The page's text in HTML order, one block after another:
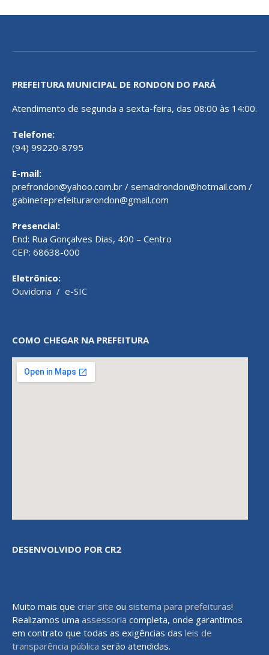
PREFEITURA MUNICIPAL DE RONDON DO PARÁ
Atendimento de segunda a sexta-feira, das 08:00 às 14:00.
Telefone:
(94) 99220-8795
E-mail:
prefrondon@yahoo.com.br / semadrondon@hotmail.com /
gabineteprefeiturarondon@gmail.com
Presencial:
End: Rua Gonçalves Dias, 400 – Centro
CEP: 68638-000
Eletrônico:
Ouvidoria / e-SIC
COMO CHEGAR NA PREFEITURA
DESENVOLVIDO POR CR2
Muito mais que criar site ou sistema para prefeituras!
Realizamos uma assessoria completa, onde garantimos
em contrato que todas as exigências das leis de
transparência pública serão atendidas.